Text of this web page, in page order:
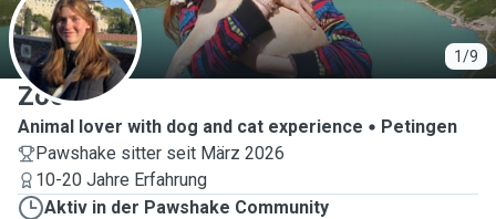
1/9
Z
Zoe
Animal lover with dog and cat experience
Petingen
Pawshake sitter seit März 2026
10-20 Jahre Erfahrung
Aktiv in der Pawshake Community